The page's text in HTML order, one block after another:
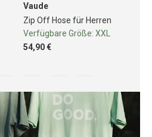
Vaude
Zip Off Hose für Herren
Verfügbare Größe:XXL
54,90 €